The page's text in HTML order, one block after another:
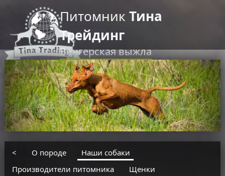
Питомник Тина
Трейдинг
Венгерская выжла
RU EN
введите текст для поиска
< О породе
Наши собаки
Производители питомника
Щенки